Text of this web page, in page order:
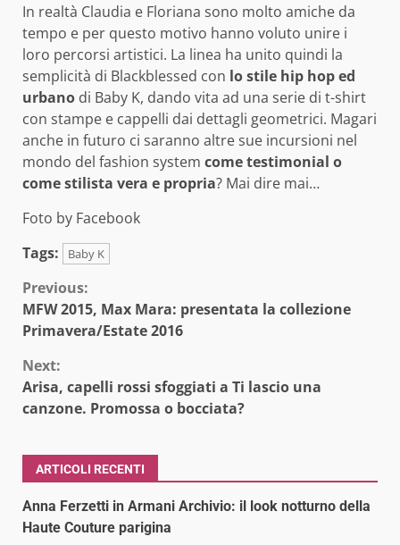
In realtà Claudia e Floriana sono molto amiche da
tempo e per questo motivo hanno voluto unire i
loro percorsi artistici. La linea ha unito quindi la
semplicità di Blackblessed con lo stile hip hop ed
urbano di Baby K, dando vita ad una serie di t-shirt
con stampe e cappelli dai dettagli geometrici. Magari
anche in futuro ci saranno altre sue incursioni nel
mondo del fashion system come testimonial o
come stilista vera e propria? Mai dire mai…
Foto by Facebook
Tags:
Baby K
Continue
Reading
Previous:
MFW 2015, Max Mara: presentata la collezione
Primavera/Estate 2016
Next:
Arisa, capelli rossi sfoggiati a Ti lascio una
canzone. Promossa o bocciata?
ARTICOLI RECENTI
Anna Ferzetti in Armani Archivio: il look notturno della
Haute Couture parigina